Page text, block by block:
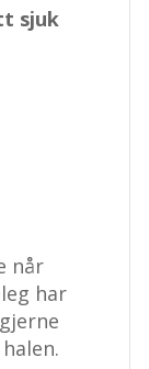
sjuk
når
har